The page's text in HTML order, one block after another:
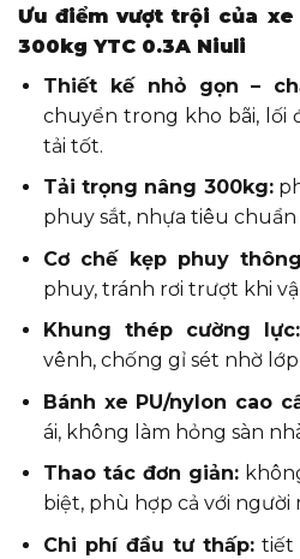
Ưu điểm vượt trội của xe
300kg YTC 0.3A Niuli
Thiết kế nhỏ gọn –
chuyển trong kho bãi, lối
tải tốt.
Tải trọng nâng 300kg:
phuy sắt, nhựa tiêu
Cơ chế kẹp phuy
phuy, tránh rơi trượt khi
Khung thép cường lực:
vênh, chống gỉ sét nhờ
Bánh xe PU/nylon cao
ái, không làm hỏng sàn
Thao tác đơn giản:
biệt, phù hợp cả với người
Chi phí đầu tư thấp:tiết